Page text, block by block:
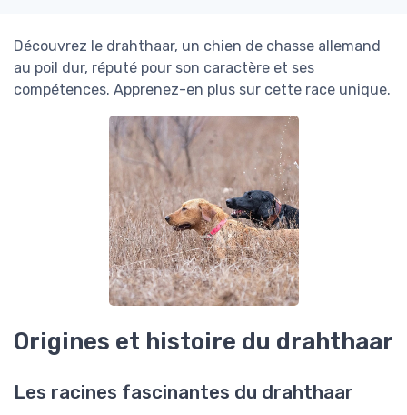
Découvrez le drahthaar, un chien de chasse allemand
au poil dur, réputé pour son caractère et ses
compétences. Apprenez-en plus sur cette race unique.
Origines et histoire du drahthaar
Les racines fascinantes du drahthaar